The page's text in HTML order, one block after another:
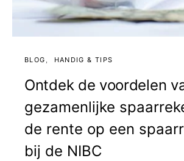
BLOG HANDIG & TIPS
Ontdek de voordelen
gezamenlijke
de rente op een
bij de NIBC